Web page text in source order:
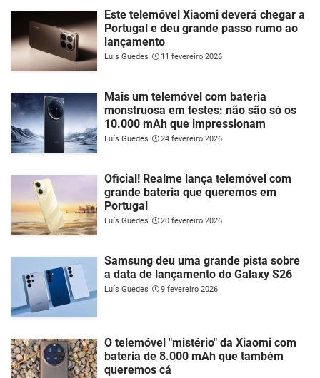
Este telemóvel Xiaomi deverá chegar a
Portugal e deu grande passo rumo ao
lançamento
Luís Guedes 11 fevereiro 2026
Mais um telemóvel com bateria
monstruosa em testes: não são só os
10.000 mAh que impressionam
Luís Guedes 24 fevereiro 2026
Oficial! Realme lança telemóvel com
grande bateria que queremos em
Portugal
Luís Guedes 20 fevereiro 2026
Samsung deu uma grande pista sobre
a data de lançamento do Galaxy S26
Luís Guedes 9 fevereiro 2026
O telemóvel "mistério" da Xiaomi com
bateria de 8.000 mAh que também
queremos cá